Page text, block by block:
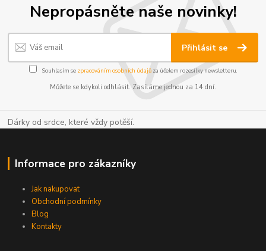
Nepropásněte naše novinky!
Přihlásit se
Souhlasím se zpracováním osobních údajůza účelem rozesílky newsletteru.
Můžete se kdykoli odhlásit. Zasíláme jednou za 14 dní.
Dárky od srdce, které vždy potěší.
Informace pro zákazníky
Jak nakupovat
Obchodní podmínky
Blog
Kontakty